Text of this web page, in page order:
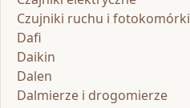
Czujniki ruchu i fotokomórki
Dafi
Daikin
Dalen
Dalmierze i drogomierze